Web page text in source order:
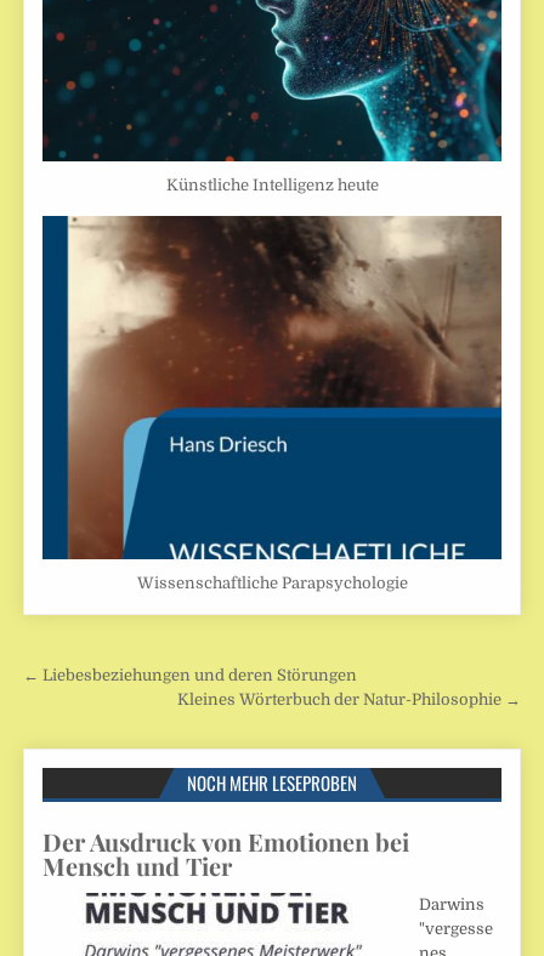
Künstliche Intelligenz heute
Wissenschaftliche Parapsychologie
Beitragsnavigation
← Liebesbeziehungen und deren Störungen
Kleines Wörterbuch der Natur-Philosophie →
NOCH MEHR LESEPROBEN
Der Ausdruck von Emotionen bei
Mensch und Tier
Darwins
"vergesse